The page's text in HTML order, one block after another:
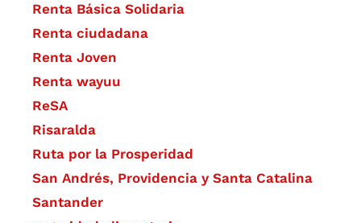
Renta Básica Solidaria
Renta ciudadana
Renta Joven
Renta wayuu
ReSA
Risaralda
Ruta por la Prosperidad
San Andrés, Providencia y Santa Catalina
Santander